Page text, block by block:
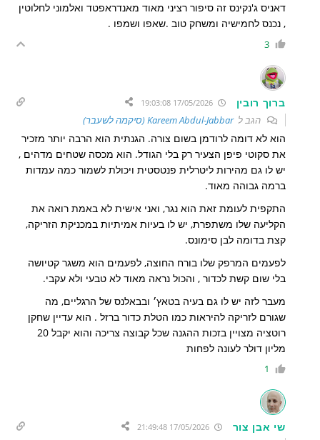
דאניס ג'נקינס זה סיפור רציני מאוד מאנדראפטד ואלמוני לחלוטין
, נכנס לחמישיה ומשחק טוב .שאפו ושמפו .
3
ברוך רובין 17/05/2026 19:03:08
הגב לKareem Abdul-Jabbar (סיקמה לשעבר)
הוא לא דומה לרודמן בשום צורה. הגנתית הוא הרבה יותר מזכיר
את סקוטי פיפן הצעיר רק בלי הגודל. הוא מכסה שטחים מדהים ,
יש לו גם מהירות ליטרלית פנטסטית ויכולת לשמור כמה עמדות
ברמה גבוהה מאוד.
התקפית לעומת זאת הוא נגר, ואני אישית לא באמת רואה את
הקליעה שלו משתפרת, יש לו בעיות אמיתיות במכניקת הזריקה,
קצת בדומה לבן סימונס.
לפעמים המרפק שלו בורח החוצה, לפעמים הוא משגר קטיושה
בלי שום קשת לכדור , והכול נראה מאוד לא טבעי ולא עקבי.
מעבר לזה יש לו גם בעיה בטאץ׳ ובבאלנס של הרגליים, מה
שגורם לזריקה להיראות כמו הטלת כדור ברזל . הוא עדיין שחקן
רוטציה מצויין בזכות ההגנה שכל קבוצה צריכה והוא יקבל 20
מליון דולר לעונה לפחות
1
שי אבן צור 17/05/2026 21:49:48